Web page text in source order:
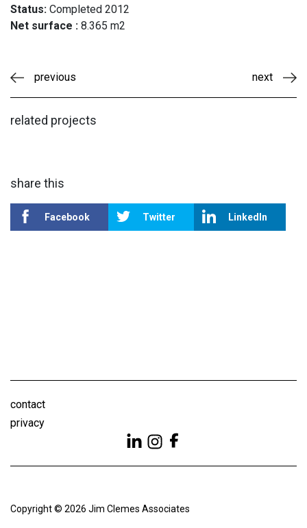
Status: Completed 2012
Net surface : 8.365 m2
previous next
related projects
share this
Facebook Twitter LinkedIn
contact
privacy
Copyright © 2026 Jim Clemes Associates